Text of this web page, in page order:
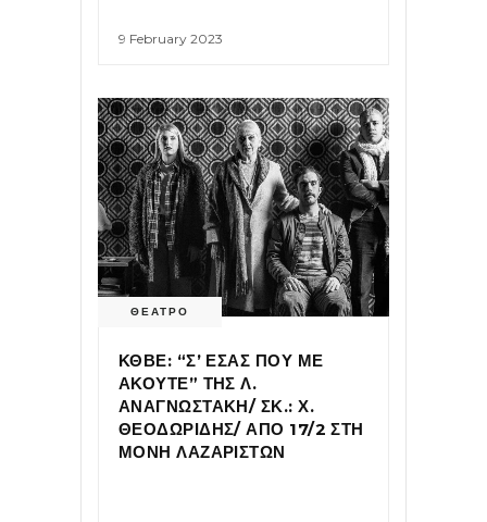
9 February 2023
ΘΕΑΤΡΟ
ΚΘΒΕ: “Σ’ ΕΣΑΣ ΠΟΥ ΜΕ
ΑΚΟΥΤΕ” ΤΗΣ Λ.
ΑΝΑΓΝΩΣΤΑΚΗ/ ΣΚ.: Χ.
ΘΕΟΔΩΡΙΔΗΣ/ ΑΠΟ 17/2 ΣΤΗ
ΜΟΝΗ ΛΑΖΑΡΙΣΤΩΝ